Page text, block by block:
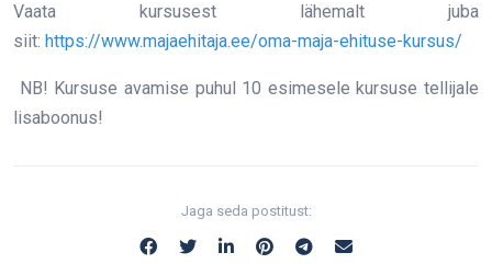
Vaata kursusest lähemalt juba
siit: https://www.majaehitaja.ee/oma-maja-ehituse-kursus/
NB! Kursuse avamise puhul 10 esimesele kursuse tellijale
lisaboonus!
Jaga seda postitust: